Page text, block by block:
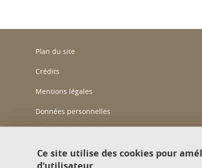
Plan du site
Crédits
Mentions légales
Données personnelles
Accessibilité : non conforme
Ce site utilise des cookies pour